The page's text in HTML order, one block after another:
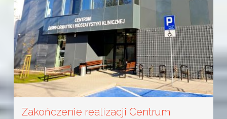
Zakończenie realizacji Centrum